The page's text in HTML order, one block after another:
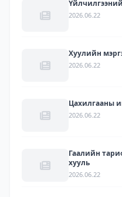
2026.06.22
Хуулийн
2026.06.22
Цахилгааны
2026.06.22
Гаалийн
хууль
2026.06.22